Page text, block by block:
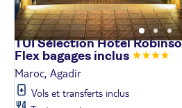
TUI Sélection Hôtel
Flex bagages inclus
Maroc, Agadir
Vols et transferts inclus